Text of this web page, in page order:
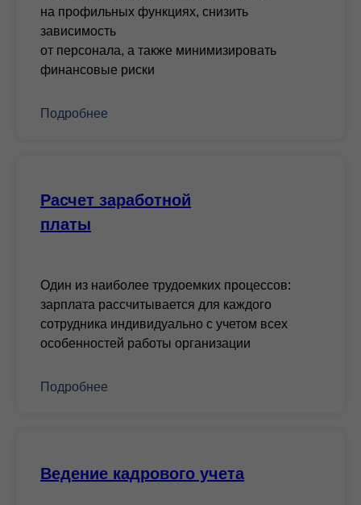
на профильных функциях, снизить
зависимость
от персонала, а также минимизировать
финансовые риски
Подробнее
Расчет заработной
платы
Один из наиболее трудоемких процессов:
зарплата рассчитывается для каждого
сотрудника индивидуально с учетом всех
особенностей работы организации
Подробнее
Ведение кадрового учета